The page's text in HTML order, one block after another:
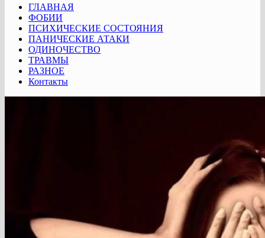
ГЛАВНАЯ
ФОБИИ
ПСИХИЧЕСКИЕ СОСТОЯНИЯ
ПАНИЧЕСКИЕ АТАКИ
ОДИНОЧЕСТВО
ТРАВМЫ
РАЗНОЕ
Контакты